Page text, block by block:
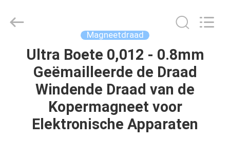
HUIS
PRODUCTEN
VIDEOS
Material
Co,.Ltd.
Magneetdraad
Ultra Boete 0,012 - 0.8mm
Geëmailleerde de Draad
Windende Draad van de
Kopermagneet voor
Elektronische Apparaten